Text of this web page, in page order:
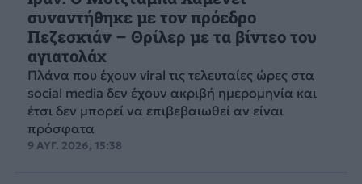
συναντήθηκε με τον πρόεδρο
Πεζεσκιάν – Θρίλερ με τα βίντεο του
αγιατολάχ
Πλάνα που έχουν viral τις τελευταίες ώρες στα
social media δεν έχουν ακριβή ημερομηνία και
έτσι δεν μπορεί να επιβεβαιωθεί αν είναι
πρόσφατα
9 ΑΥΓ. 2026, 15:38